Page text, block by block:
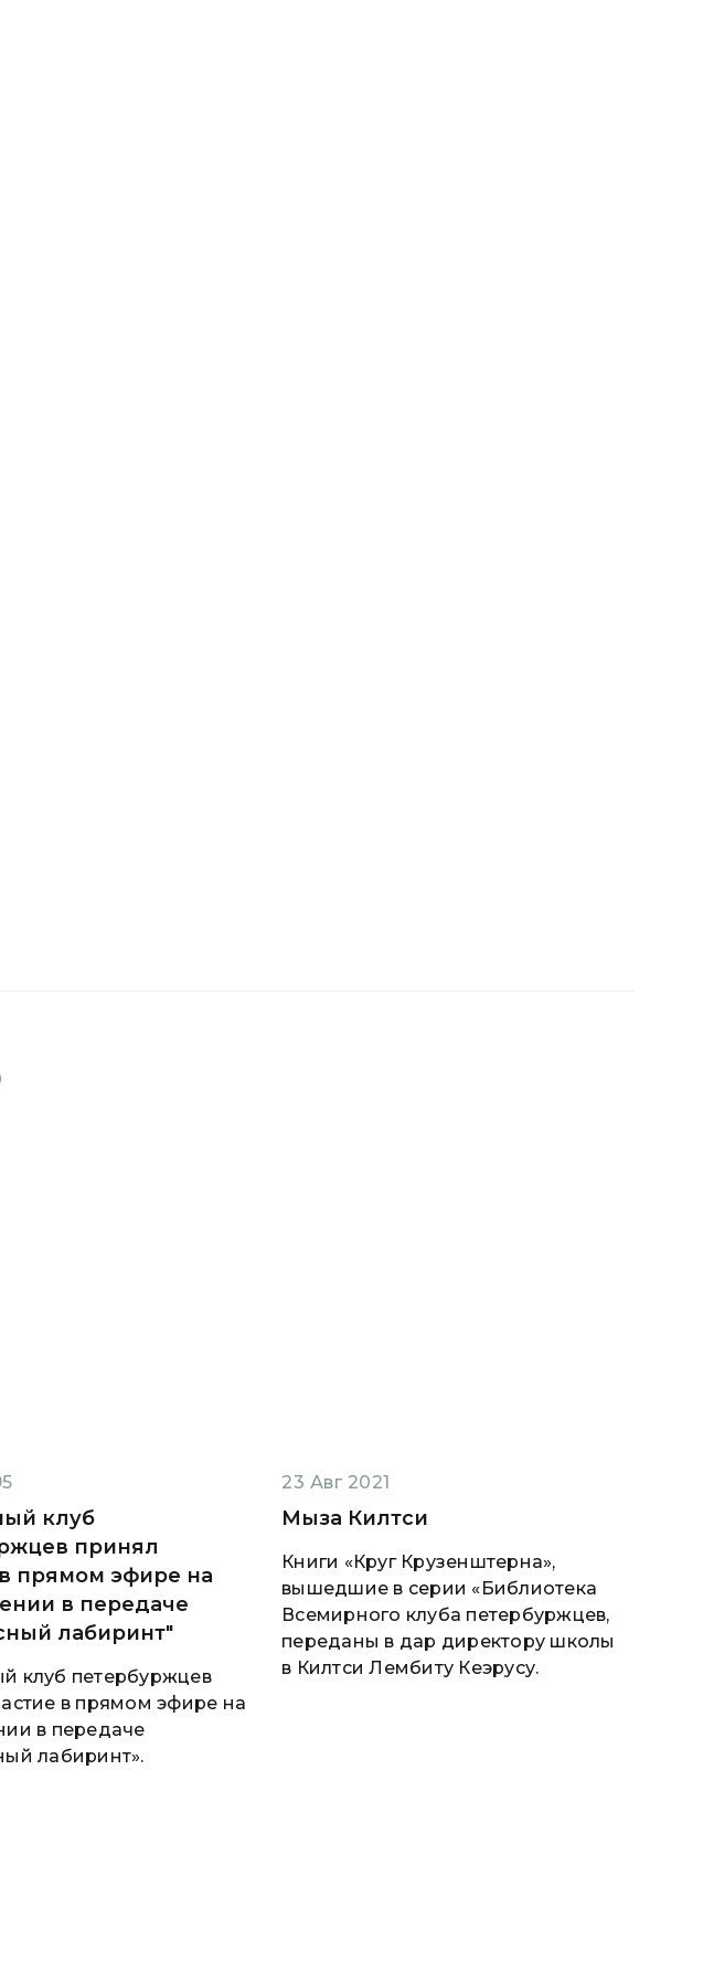
клуб
принял
прямом эфире на
в передаче
лабиринт"
клуб петербуржцев
в прямом эфире на
в передаче
лабиринт».
23 Авг 2021
Мыза Килтси
Книги «Круг Крузенштерна»,
вышедшие в серии «Библиотека
Всемирного клуба петербуржцев,
переданы в дар директору школы
в Килтси Лембиту Кеэрусу.